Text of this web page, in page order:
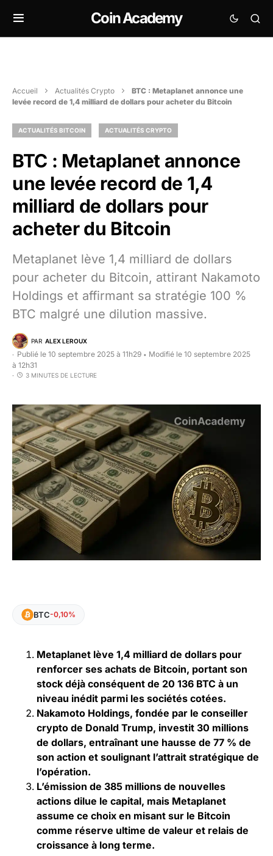
Coin Academy
Accueil Actualités Crypto
BTC : Metaplanet annonce une
levée record de 1,4 milliard de dollars pour acheter du Bitcoin
ACTUALITÉS BITCOIN ACTUALITÉS CRYPTO
BTC : Metaplanet annonce
une levée record de 1,4
milliard de dollars pour
acheter du Bitcoin
Metaplanet lève 1,4 milliard de dollars
pour acheter du Bitcoin, attirant Nakamoto
Holdings et affirmant sa stratégie 100 %
BTC malgré une dilution massive.
PAR ALEX LEROUX
Publié le 10 septembre 2025 à 11h29 • Modifié le 10 septembre 2025
à 12h31
3 MINUTES DE LECTURE
BTC-0,10%
Metaplanet lève 1,4 milliard de dollars pour
renforcer ses achats de Bitcoin, portant son
stock déjà conséquent de 20 136 BTC à un
niveau inédit parmi les sociétés cotées.
Nakamoto Holdings, fondée par le conseiller
crypto de Donald Trump, investit 30 millions
de dollars, entraînant une hausse de 77 % de
son action et soulignant l’attrait stratégique de
l’opération.
L’émission de 385 millions de nouvelles
actions dilue le capital, mais Metaplanet
assume ce choix en misant sur le Bitcoin
comme réserve ultime de valeur et relais de
croissance à long terme.